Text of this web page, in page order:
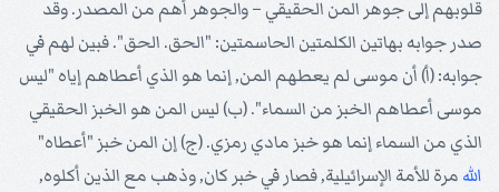
قلوبهم إلى جوهر المن الحقيقي – والجوهر أهم من المصدر. وقد
صدر جوابه بهاتين الكلمتين الحاسمتين: "الحق. الحق". فبين لهم في
جوابه: (أ) أن موسى لم يعطهم المن, إنما هو الذي أعطاهم إياه "ليس
موسى أعطاهم الخبز من السماء". (ب) ليس المن هو الخبز الحقيقي
الذي من السماء إنما هو خبز مادي رمزي. (ج) إن المن خبز "أعطاه"
الله مرة للأمة الإسرائيلية, فصار في خبر كان, وذهب مع الذين أكلوه,